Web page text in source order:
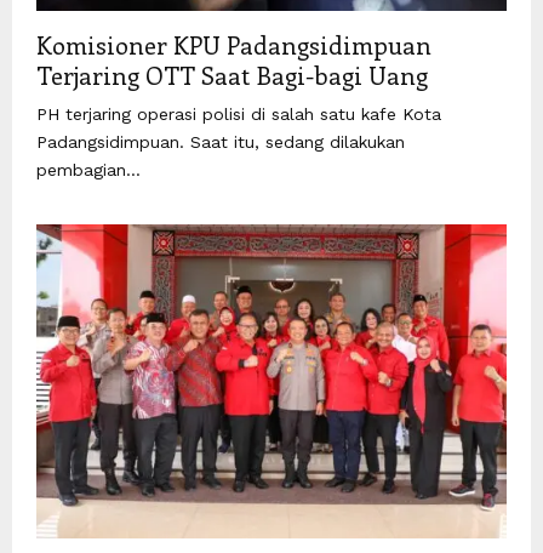
Komisioner KPU Padangsidimpuan
Terjaring OTT Saat Bagi-bagi Uang
PH terjaring operasi polisi di salah satu kafe Kota
Padangsidimpuan. Saat itu, sedang dilakukan
pembagian...